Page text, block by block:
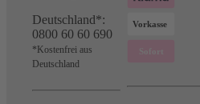
Deutschland*:
0800 60 60 690
*Kostenfrei aus
Deutschland